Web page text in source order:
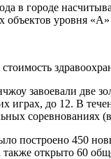
в городе
объектов уровня
стоимость
завоевали две
до 12. В
соревнованиях
построено 450
открыто 60